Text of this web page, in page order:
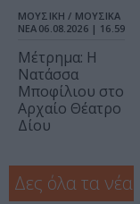
ΜΟΥΣΙΚΗ / ΜΟΥΣΙΚΑ
ΝΕΑ 06.08.2026 | 16.59
Μέτρημα: Η
Νατάσσα
Μποφίλιου στο
Αρχαίο Θέατρο
Δίου
Δες όλα τα νέα